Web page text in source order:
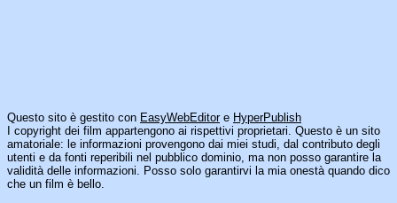
Questo sito è gestito con EasyWebEditore HyperPublish
I copyright dei film appartengono ai rispettivi proprietari. Questo è un sito
amatoriale: le informazioni provengono dai miei studi, dal contributo degli
utenti e da fonti reperibili nel pubblico dominio, ma non posso garantire la
validità delle informazioni. Posso solo garantirvi la mia onestà quando dico
che un film è bello.